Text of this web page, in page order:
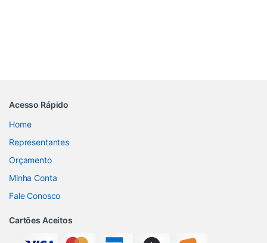
Acesso Rápido
Home
Representantes
Orçamento
Minha Conta
Fale Conosco
Cartões Aceitos